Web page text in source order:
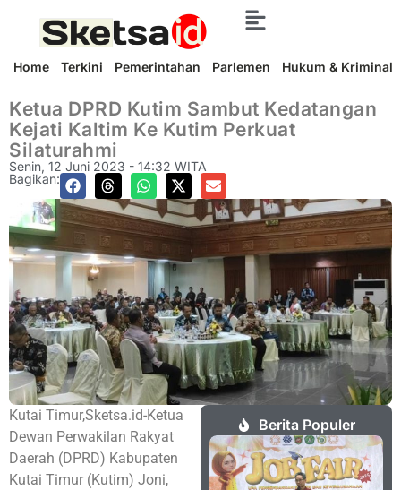
Home Terkini Pemerintahan Parlemen Hukum & Kriminal
Ketua DPRD Kutim Sambut Kedatangan
Kejati Kaltim Ke Kutim Perkuat
Silaturahmi
Senin, 12 Juni 2023 - 14:32 WITA
Bagikan:
Kutai Timur,Sketsa.id-Ketua
Dewan Perwakilan Rakyat
Daerah (DPRD) Kabupaten
Kutai Timur (Kutim) Joni,
Berita Populer